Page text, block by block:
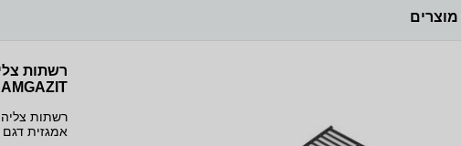
מוצרים
AMGAZIT אמגזית דגם AMGAZIT 34089